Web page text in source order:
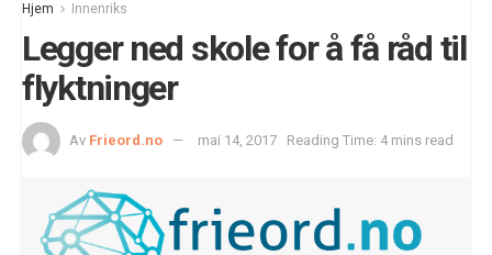
Hjem Innenriks
Legger ned skole for å få råd til
flyktninger
Av Frieord.no mai 14, 2017 Reading Time: 4 mins read